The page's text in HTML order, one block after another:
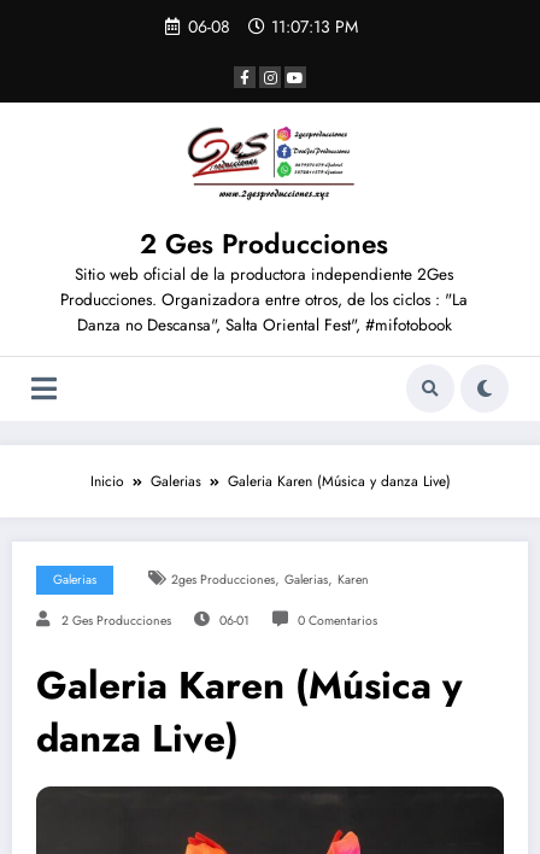
06-08 11:07:14 PM
2 Ges Producciones
Sitio web oficial de la productora independiente 2Ges
Producciones. Organizadora entre otros, de los ciclos : "La
Danza no Descansa", Salta Oriental Fest", #mifotobook
Inicio Galerias Galeria Karen (Música y danza Live)
Galerias 2ges Producciones, Galerias, Karen
2 Ges Producciones 06-01 0 Comentarios
Galeria Karen (Música y
danza Live)